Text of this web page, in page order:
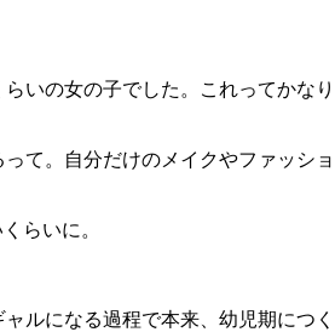
いの女の子でした。これってかなり
て。自分だけのメイクやファッショ
らいに。
ルになる過程で本来、幼児期につく